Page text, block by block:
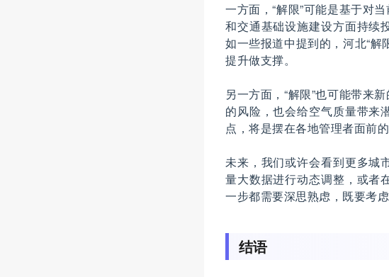
一方面，“解限”可能是基于对
和交通基础设施建设方面持续
如一些报道中提到的，河北“
提升做支撑。
另一方面，“解限”也可能带来
的风险，也会给空气质量带来
点，将是摆在各地管理者面前的
未来，我们或许会看到更多城
量大数据进行动态调整，或者
一步都需要深思熟虑，既要考
结语